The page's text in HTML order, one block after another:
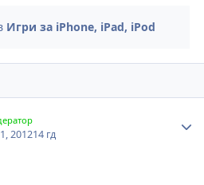
Игри за iPhone, iPad, iPod
201214 гд